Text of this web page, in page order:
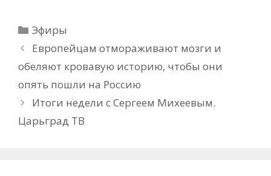
Рубрики
Эфиры
Европейцам отмораживают мозги и
обеляют кровавую историю, чтобы они
опять пошли на Россию
Итоги недели с Сергеем Михеевым.
Царьград ТВ